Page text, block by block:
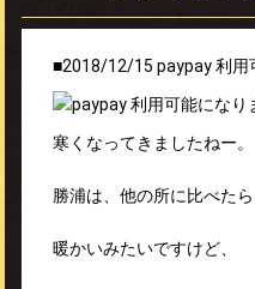
■2018/12/15 paypay 利
寒くなってきましたねー。
勝浦は、他の所に比べたら
暖かいみたいですけど、